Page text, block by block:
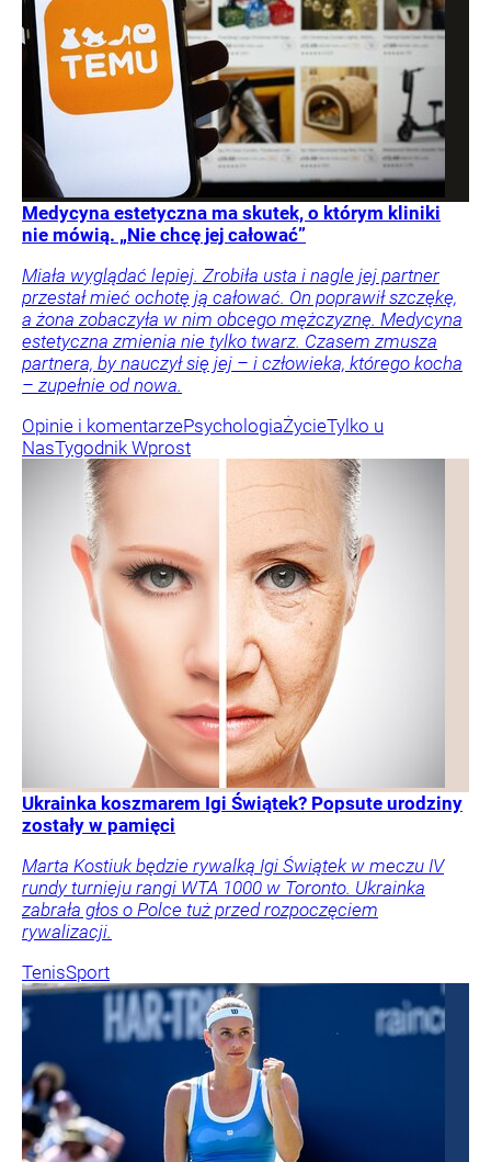
Medycyna estetyczna ma skutek, o którym kliniki
nie mówią. „Nie chcę jej całować”
Miała wyglądać lepiej. Zrobiła usta i nagle jej partner
przestał mieć ochotę ją całować. On poprawił szczękę,
a żona zobaczyła w nim obcego mężczyznę. Medycyna
estetyczna zmienia nie tylko twarz. Czasem zmusza
partnera, by nauczył się jej – i człowieka, którego kocha
– zupełnie od nowa.
Opinie i komentarzePsychologiaŻycieTylko u
NasTygodnik Wprost
Ukrainka koszmarem Igi Świątek? Popsute urodziny
zostały w pamięci
Marta Kostiuk będzie rywalką Igi Świątek w meczu IV
rundy turnieju rangi WTA 1000 w Toronto. Ukrainka
zabrała głos o Polce tuż przed rozpoczęciem
rywalizacji.
TenisSport